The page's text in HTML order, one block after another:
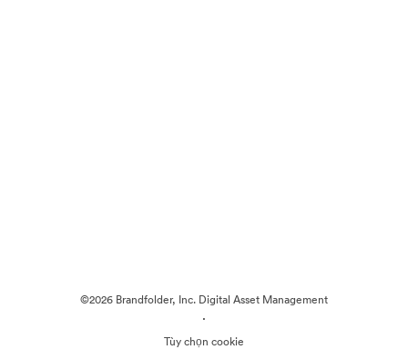
©2026 Brandfolder, Inc. Digital Asset Management
·
Tùy chọn cookie